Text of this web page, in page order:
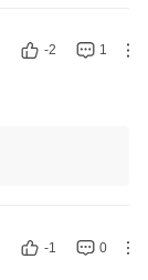
-2 1
-1 0